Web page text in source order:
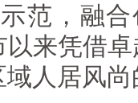
范，融
来凭借
域人居风